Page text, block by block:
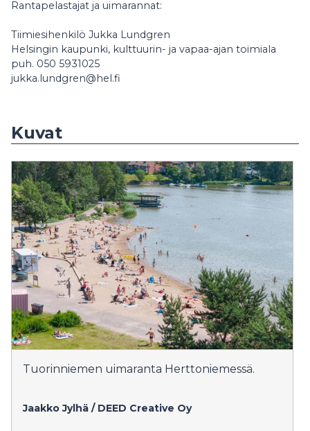
Rantapelastajat ja uimarannat:
Tiimiesihenkilö Jukka Lundgren
Helsingin kaupunki, kulttuurin- ja vapaa-ajan toimiala
puh. 050 5931025
jukka.lundgren@hel.fi
Kuvat
Tuorinniemen uimaranta Herttoniemessä.
Jaakko Jylhä / DEED Creative Oy